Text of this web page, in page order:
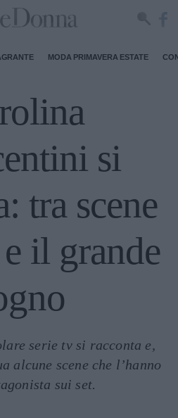
MODA PRIMAVERA ESTATE
si
tra scene
il grande
serie tv si racconta e,
alcune scene che l’hanno
sui set.